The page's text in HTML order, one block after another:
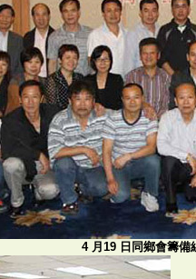
4 月19 日同鄉會籌備